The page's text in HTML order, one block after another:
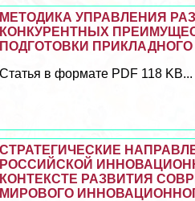
МЕТОДИКА УПРАВЛЕНИЯ
КОНКУРЕНТНЫХ
ПОДГОТОВКИ
Статья в формате PDF 118 KB...
СТРАТЕГИЧЕСКИЕ
РОССИЙСКОЙ
КОНТЕКСТЕ РАЗВИТИЯ
МИРОВОГО